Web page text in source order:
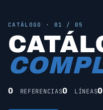
CATÁLOGO · 01 / 05
0 REFERENCIAS0 LÍNEAS0